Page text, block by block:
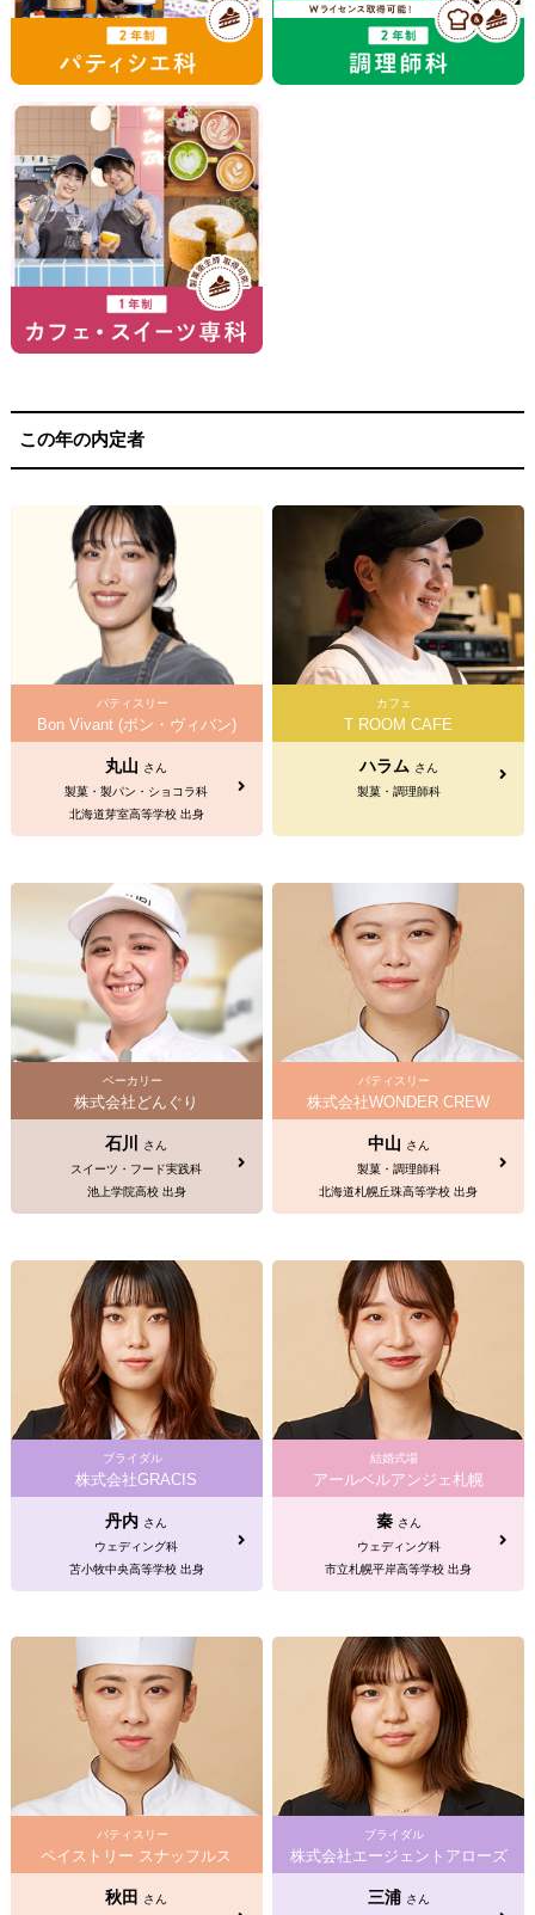
この年の内定者
パティスリー
Bon Vivant (ボン・ヴィバン)
丸山 さん
製菓・製パン・ショコラ科
北海道芽室高等学校 出身
カフェ
T ROOM CAFE
ハラム さん
製菓・調理師科
ベーカリー
株式会社どんぐり
石川
さん
スイーツ・フード実践科
池上学院高校 出身
パティスリー
株式会社WONDER CREW
中山 さん
製菓・調理師科
北海道札幌丘珠高等学校 出身
ブライダル
株式会社GRACIS
丹内 さん
ウェディング科
苫小牧中央高等学校 出身
結婚式場
アールベルアンジェ札幌
秦 さん
ウェディング科
市立札幌平岸高等学校 出身
パティスリー
ペイストリー スナッフルス
秋田 さん
ブライダル
株式会社エージェントアローズ
三浦 さん